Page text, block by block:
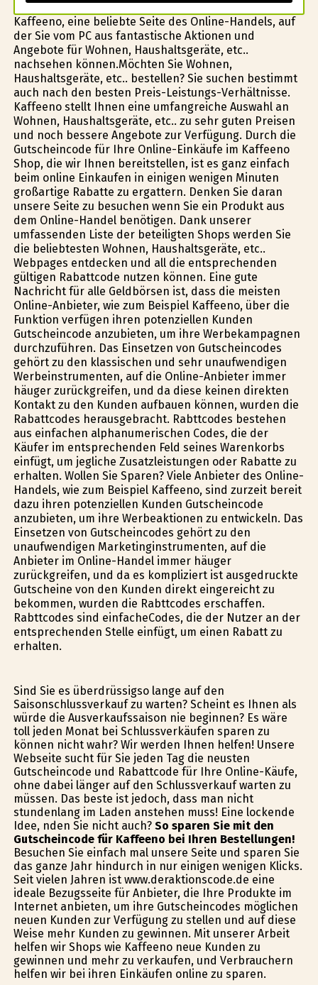
Kaffeeno, eine beliebte Seite des Online-Handels, auf
der Sie vom PC aus fantastische Aktionen und
Angebote für Wohnen, Haushaltsgeräte, etc..
nachsehen können.Möchten Sie Wohnen,
Haushaltsgeräte, etc.. bestellen? Sie suchen bestimmt
auch nach den besten Preis-Leistungs-Verhältnisse.
Kaffeeno stellt Ihnen eine umfangreiche Auswahl an
Wohnen, Haushaltsgeräte, etc.. zu sehr guten Preisen
und noch bessere Angebote zur Verfügung. Durch die
Gutscheincode für Ihre Online-Einkäufe im Kaffeeno
Shop, die wir Ihnen bereitstellen, ist es ganz einfach
beim online Einkaufen in einigen wenigen Minuten
großartige Rabatte zu ergattern. Denken Sie daran
unsere Seite zu besuchen wenn Sie ein Produkt aus
dem Online-Handel benötigen. Dank unserer
umfassenden Liste der beteiligten Shops werden Sie
die beliebtesten Wohnen, Haushaltsgeräte, etc..
Webpages entdecken und all die entsprechenden
gültigen Rabattcode nutzen können. Eine gute
Nachricht für alle Geldbörsen ist, dass die meisten
Online-Anbieter, wie zum Beispiel Kaffeeno, über die
Funktion verfügen ihren potenziellen Kunden
Gutscheincode anzubieten, um ihre Werbekampagnen
durchzuführen. Das Einsetzen von Gutscheincodes
gehört zu den klassischen und sehr unaufwendigen
Werbeinstrumenten, auf die Online-Anbieter immer
häufiger zurückgreifen, und da diese keinen direkten
Kontakt zu den Kunden aufbauen können, wurden die
Rabattcodes herausgebracht. Rabttcodes bestehen
aus einfachen alphanumerischen Codes, die der
Käufer im entsprechenden Feld seines Warenkorbs
einfügt, um jegliche Zusatzleistungen oder Rabatte zu
erhalten. Wollen Sie Sparen? Viele Anbieter des Online-
Handels, wie zum Beispiel Kaffeeno, sind zurzeit bereit
dazu ihren potenziellen Kunden Gutscheincode
anzubieten, um ihre Werbeaktionen zu entwickeln. Das
Einsetzen von Gutscheincodes gehört zu den
unaufwendigen Marketinginstrumenten, auf die
Anbieter im Online-Handel immer häufiger
zurückgreifen, und da es kompliziert ist ausgedruckte
Gutscheine von den Kunden direkt eingereicht zu
bekommen, wurden die Rabttcodes erschaffen.
Rabttcodes sind einfacheCodes, die der Nutzer an der
entsprechenden Stelle einfügt, um einen Rabatt zu
erhalten.
Sind Sie es überdrüssigso lange auf den
Saisonschlussverkauf zu warten? Scheint es Ihnen als
würde die Ausverkaufssaison nie beginnen? Es wäre
toll jeden Monat bei Schlussverkäufen sparen zu
können nicht wahr? Wir werden Ihnen helfen! Unsere
Webseite sucht für Sie jeden Tag die neusten
Gutscheincode und Rabattcode für Ihre Online-Käufe,
ohne dabei länger auf den Schlussverkauf warten zu
müssen. Das beste ist jedoch, dass man nicht
stundenlang im Laden anstehen muss! Eine lockende
Idee, finden Sie nicht auch? So sparen Sie mit den
Gutscheincode für Kaffeeno bei Ihren Bestellungen!
Besuchen Sie einfach mal unsere Seite und sparen Sie
das ganze Jahr hindurch in nur einigen wenigen Klicks.
Seit vielen Jahren ist www.deraktionscode.de eine
ideale Bezugsseite für Anbieter, die Ihre Produkte im
Internet anbieten, um ihre Gutscheincodes möglichen
neuen Kunden zur Verfügung zu stellen und auf diese
Weise mehr Kunden zu gewinnen. Mit unserer Arbeit
helfen wir Shops wie Kaffeeno neue Kunden zu
gewinnen und mehr zu verkaufen, und Verbrauchern
helfen wir bei ihren Einkäufen online zu sparen.